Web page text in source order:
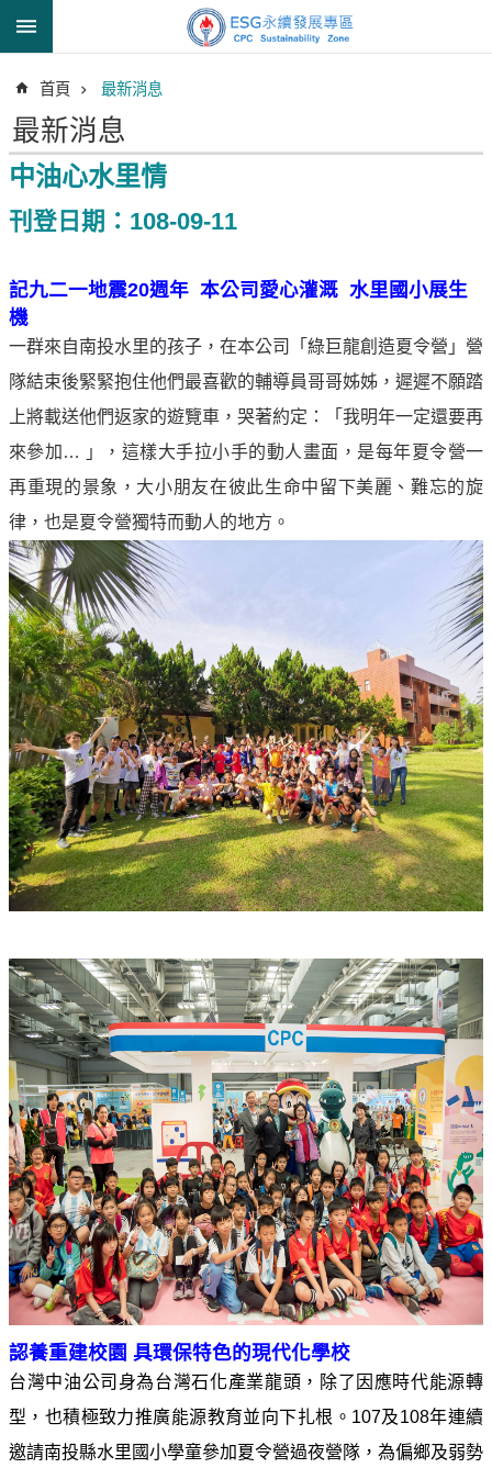
跳到主要內容區塊
階
搜
尋
透
中
油
誠
信
理
譽
中
油
品
牌
精
神
淨
零
中
油
綠
色
守
護
中
油
深
耕
關
懷
永
續
供
應
鏈
最
消
息
互
動
首頁 最新消息
最新消息
中油心水里情
刊登日期：108-09-11
記九二一地震20週年 本公司愛心灌溉 水里國小展生
機
一群來自南投水里的孩子，在本公司「綠巨龍創造夏令營」營
隊結束後緊緊抱住他們最喜歡的輔導員哥哥姊姊，遲遲不願踏
上將載送他們返家的遊覽車，哭著約定：「我明年一定還要再
來參加… 」，這樣大手拉小手的動人畫面，是每年夏令營一
再重現的景象，大小朋友在彼此生命中留下美麗、難忘的旋
律，也是夏令營獨特而動人的地方。
認養重建校園 具環保特色的現代化學校
台灣中油公司身為台灣石化產業龍頭，除了因應時代能源轉
型，也積極致力推廣能源教育並向下扎根。107及108年連續
邀請南投縣水里國小學童參加夏令營過夜營隊，為偏鄉及弱勢